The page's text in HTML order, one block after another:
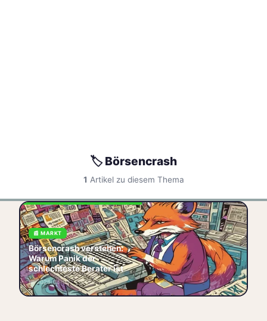
🏷️ Börsencrash
1 Artikel zu diesem Thema
📰 MARKT
Börsencrash verstehen:
Warum Panik der
schlechteste Berater ist
📅 2026-06-05
Börsencrash verstehen: So
nutzen Sie Muster,
Psychologie & ETF-
Strategien, um Panik zu
vermeiden und langfristig zu
🧠 Psychologie
🏷️ Markt
🏷️ Börsencrash
🏷️ Historie